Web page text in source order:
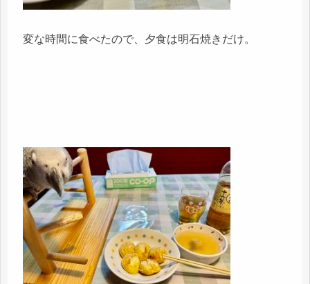
変な時間に食べたので、夕食は明石焼きだけ。